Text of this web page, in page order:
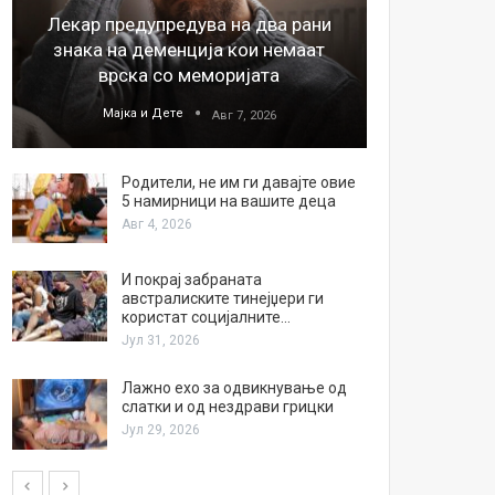
Лекар предупредува на два рани
знака на деменција кои немаат
врска со меморијата
Мајка и Дете Авг 7, 2026
Родители, не им ги давајте овие
5 намирници на вашите деца
Авг 4, 2026
И покрај забраната
австралиските тинејџери ги
користат социјалните…
Јул 31, 2026
Лажно ехо за одвикнување од
слатки и од нездрави грицки
Јул 29, 2026